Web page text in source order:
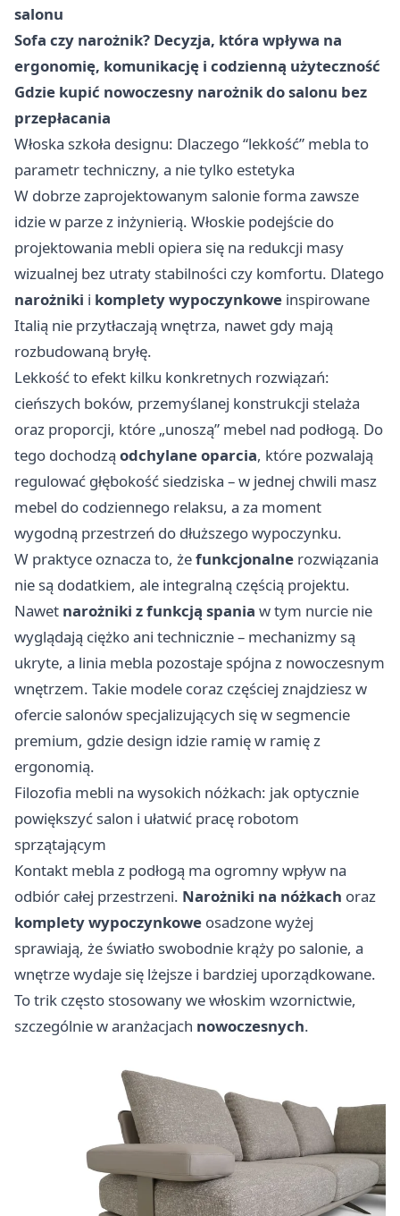
salonu
Sofa czy narożnik? Decyzja, która wpływa na
ergonomię, komunikację i codzienną użyteczność
Gdzie kupić nowoczesny narożnik do salonu bez
przepłacania
Włoska szkoła designu: Dlaczego “lekkość” mebla to
parametr techniczny, a nie tylko estetyka
W dobrze zaprojektowanym salonie forma zawsze
idzie w parze z inżynierią. Włoskie podejście do
projektowania mebli opiera się na redukcji masy
wizualnej bez utraty stabilności czy komfortu. Dlatego
narożniki i komplety wypoczynkowe inspirowane
Italią nie przytłaczają wnętrza, nawet gdy mają
rozbudowaną bryłę.
Lekkość to efekt kilku konkretnych rozwiązań:
cieńszych boków, przemyślanej konstrukcji stelaża
oraz proporcji, które „unoszą” mebel nad podłogą. Do
tego dochodzą odchylane oparcia, które pozwalają
regulować głębokość siedziska – w jednej chwili masz
mebel do codziennego relaksu, a za moment
wygodną przestrzeń do dłuższego wypoczynku.
W praktyce oznacza to, żefunkcjonalne rozwiązania
nie są dodatkiem, ale integralną częścią projektu.
Nawet narożniki z funkcją spania w tym nurcie nie
wyglądają ciężko ani technicznie – mechanizmy są
ukryte, a linia mebla pozostaje spójna z nowoczesnym
wnętrzem. Takie modele coraz częściej znajdziesz w
ofercie salonów specjalizujących się w segmencie
premium, gdzie design idzie ramię w ramię z
ergonomią.
Filozofia mebli na wysokich nóżkach: jak optycznie
powiększyć salon i ułatwić pracę robotom
sprzątającym
Kontakt mebla z podłogą ma ogromny wpływ na
odbiór całej przestrzeni. Narożniki na nóżkach oraz
komplety wypoczynkowe osadzone wyżej
sprawiają, że światło swobodnie krąży po salonie, a
wnętrze wydaje się lżejsze i bardziej uporządkowane.
To trik często stosowany we włoskim wzornictwie,
szczególnie w aranżacjach nowoczesnych.